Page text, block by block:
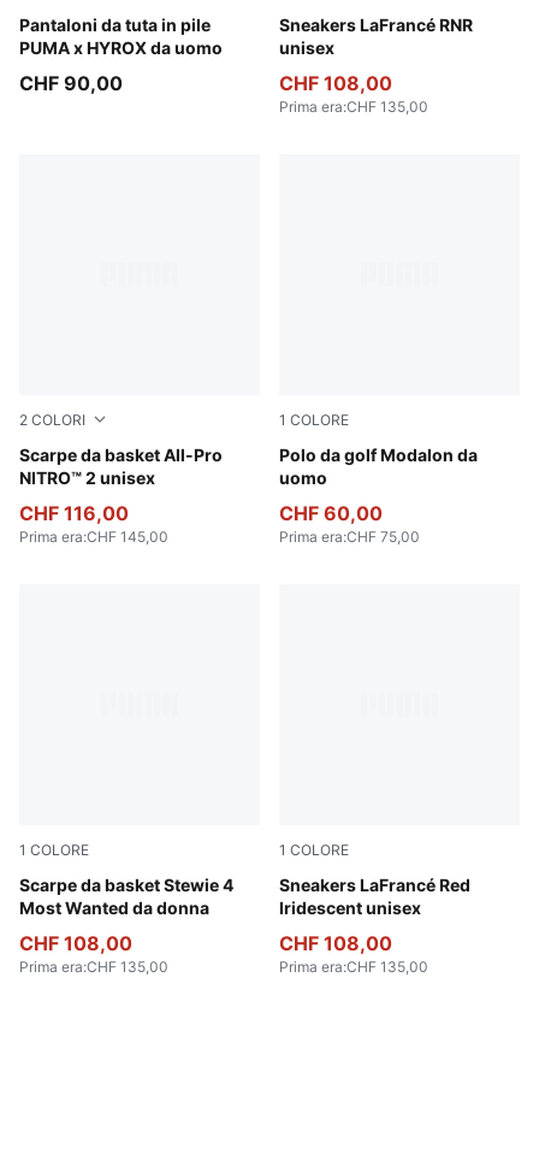
Pantaloni da tuta in pile
PUMA x HYROX da uomo
Puma Black
CHF 90,00
Sneakers LaFrancé RNR
unisex
Dark Amethyst-Intense
CHF 108,00
Prima era:CHF 135,00
2 COLORI
Scarpe da basket All-Pro
NITRO™ 2 unisex
PUMA White-PUMA Black-Pure Pink
CHF 116,00
Prima era:CHF 145,00
1 COLORE
Polo da golf Modalon da
uomo
Warm White-Ice Coffee
CHF 60,00
Prima era:CHF 75,00
1 COLORE
Scarpe da basket Stewie 4
Most Wanted da donna
Dark Indigo-PUMA Silver-Vibrant Blue
CHF 108,00
Prima era:CHF 135,00
1 COLORE
Sneakers LaFrancé Red
Iridescent unisex
For All Time Red-PUMA
CHF 108,00
Prima era:CHF 135,00